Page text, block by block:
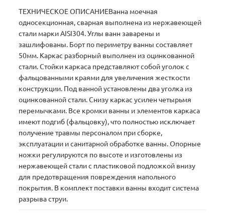
ТЕХНИЧЕСКОЕ ОПИСАНИЕВанна моечная
односекционная, сварная выполнена из нержавеющей
стали марки AISI304. Углы ванн заварены и
зашлифованы. Борт по периметру ванны составляет
50мм. Каркас разборный выполнен из оцинкованной
стали. Стойки каркаса представляют собой уголок с
фальцованными краями для увеличения жесткости
конструкции. Под ванной установлены два уголка из
оцинкованной стали. Снизу каркас усилен четырьмя
перемычками. Все кромки ванны и элементов каркаса
имеют подгиб (фальцовку), что полностью исключает
получение травмы персоналом при сборке,
эксплуатации и санитарной обработке ванны. Опорные
ножки регулируются по высоте и изготовлены из
нержавеющей стали c пластиковой подложкой внизу
для предотвращения повреждения напольного
покрытия. В комплект поставки ванны входит система
разрыва струи.